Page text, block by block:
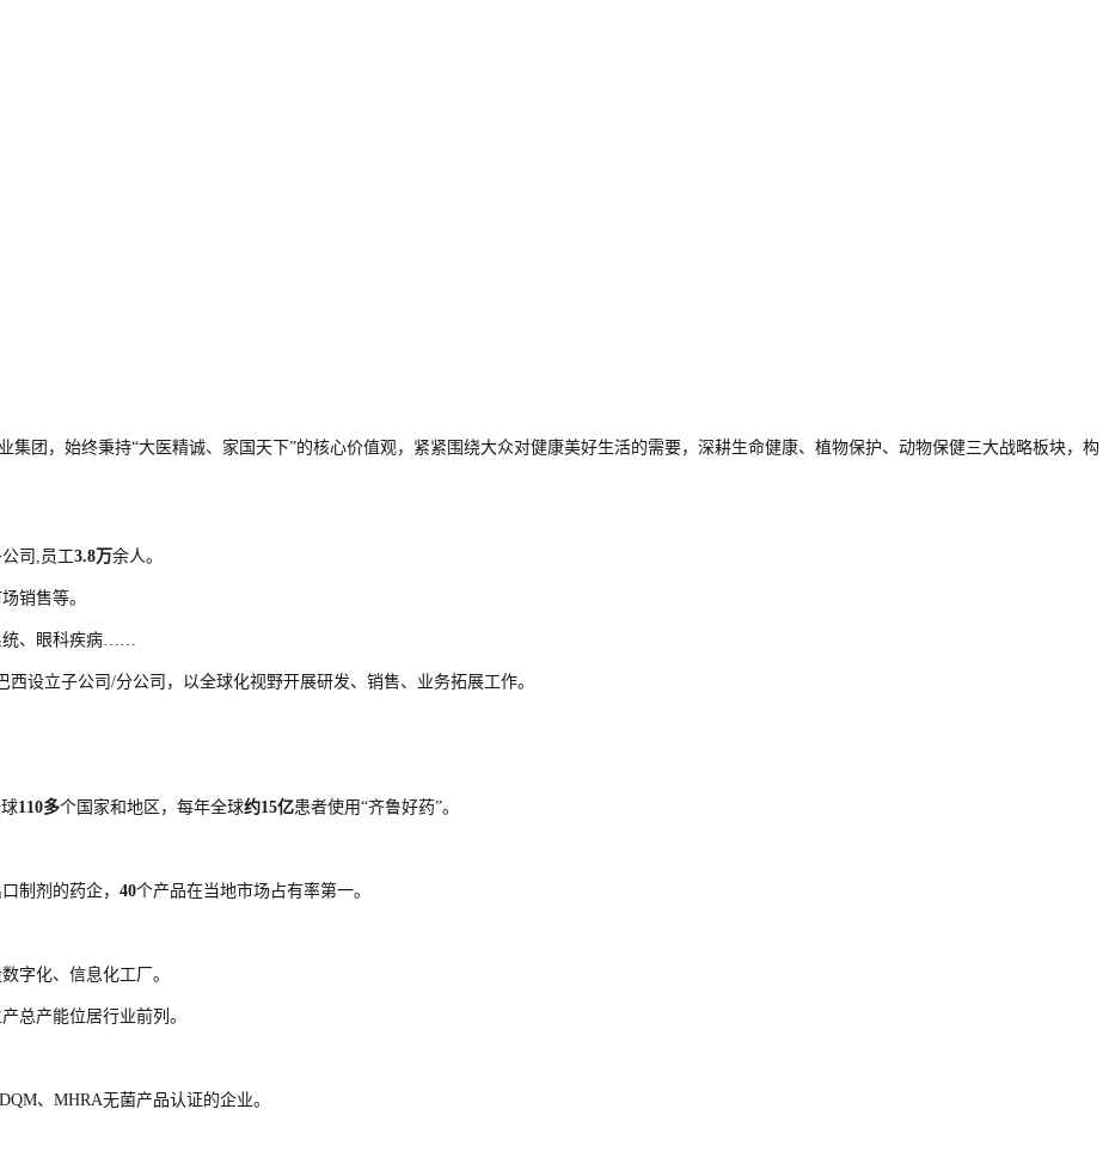
团，始终秉持“大医精诚、家国天下”的核心价值观，紧紧围绕大众对健康美好生活的需要，深耕生命健康、植物保护、动物保健三大战略板块，构
司,员工3.8万余人。
销售等。
统、眼科疾病……
设立子公司/分公司，以全球化视野开展研发、销售、业务拓展工作。
110多个国家和地区，每年全球约15亿患者使用“齐鲁好药”。
制剂的药企， 40个产品在当地市场占有率第一。
字化、信息化工厂。
总产能位居行业前列。
、MHRA无菌产品认证的企业。